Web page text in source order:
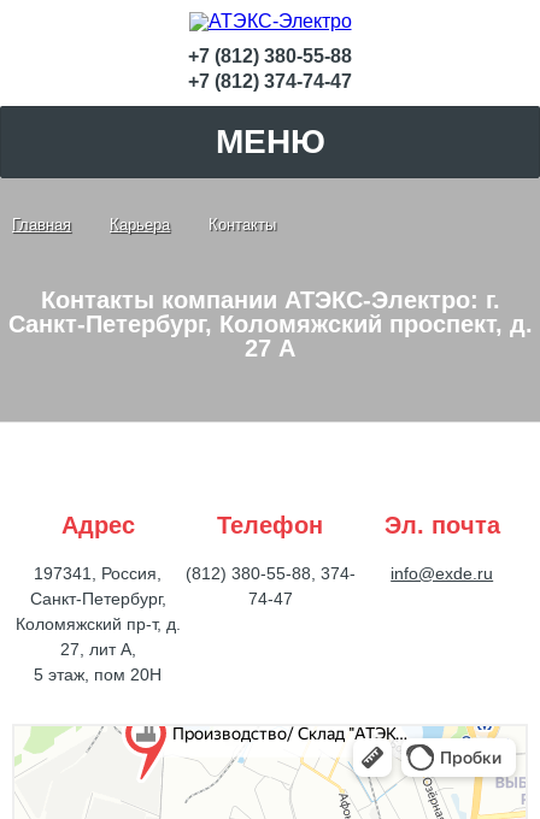
+7 (812) 380-55-88
+7 (812) 374-74-47
МЕНЮ
Главная Карьера Контакты
Контакты компании АТЭКС-Электро: г.
Санкт-Петербург, Коломяжский проспект, д.
27 А
Адрес
197341
, Россия,
Санкт-Петербург,
Коломяжский пр-т, д.
27, лит А,
5 этаж, пом 20Н
Телефон
(812) 380-55-88 374-
74-47
Эл. почта
info@exde.ru